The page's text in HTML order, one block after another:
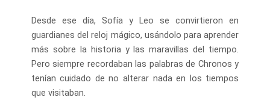
Desde ese día, Sofía y Leo se convirtieron en
guardianes del reloj mágico, usándolo para aprender
más sobre la historia y las maravillas del tiempo.
Pero siempre recordaban las palabras de Chronos y
tenían cuidado de no alterar nada en los tiempos
que visitaban.